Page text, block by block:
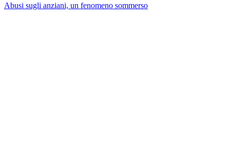
Abusi sugli anziani, un fenomeno sommerso